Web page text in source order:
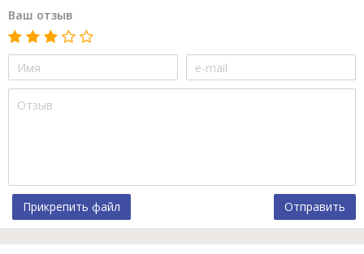
Ваш отзыв
Прикрепить файл Отправить